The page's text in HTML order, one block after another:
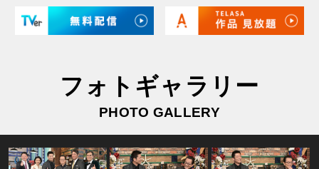
フォトギャラリー
PHOTO GALLERY